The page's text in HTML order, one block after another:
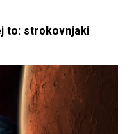
to: strokovnjaki